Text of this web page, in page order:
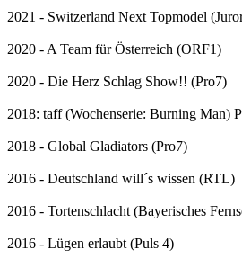
2021 - Switzerland Next Topmodel
2020 - A Team für Österreich (ORF1)
2020 - Die Herz Schlag Show!! (Pro7)
2018: taff (Wochenserie: Burning Man)
2018 - Global Gladiators (Pro7)
2016 - Deutschland will´s wissen (RTL)
2016 - Tortenschlacht (Bayerisches
2016 - Lügen erlaubt (Puls 4)